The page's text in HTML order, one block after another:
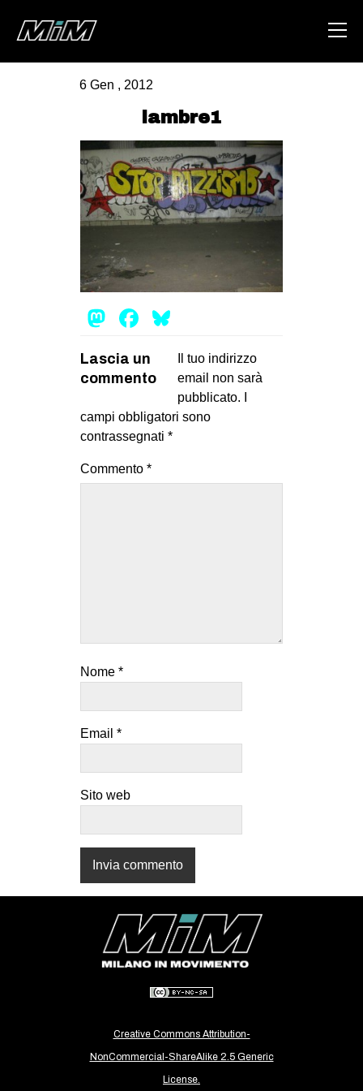
ABOUT
AREA
DEGENERAZIONE
GAZA FREESTYLE
CSOA LAMBRETTA
STUDENTI TSUNAMI
MILANO
MOBILITAZIONI
SPAZI
REPRESSIONE
STUDENTI
CULTURE
ARTE
RECENSIONI
INTERNAZIONALE
AFRICA
AMERICHE
ESTREMO ORIENTE
MEDIO ORIENTE
MONDO
6 Gen , 2012
lambre1
Mastodon
Facebook
Lascia un
commento
Il tuo indirizzo
email non sarà
pubblicato.
campi obbligatori sono
contrassegnati *
Commento *
Nome *
Email *
Sito web
Creative Commons Attribution-
NonCommercial-ShareAlike 2.5 Generic
License.